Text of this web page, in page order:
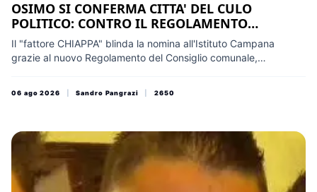
OSIMO SI CONFERMA CITTA' DEL CULO
POLITICO: CONTRO IL REGOLAMENTO
FRATELLI D'ITALIA CANTA VITTORIA
ANZITEMPO
Il "fattore CHIAPPA" blinda la nomina all'Istituto Campana
grazie al nuovo Regolamento del Consiglio comunale,
Grazia BRANCA. La Delibera commissariale numero 7 stabilisce
infatti un principio matematico: la formale uscita dalla
GABBANELLI con il passaggio al gruppo Misto, sana
definitivamente la posizione tecnica della candidatura. Una
norma scritta dallo Stato che supera la necessità di qualsivoglia
valutazione politica o processo alle intenzioni, trasformando
l'operazione in un binario di legalità formale inattaccabile anche
06 ago 2026 Sandro Pangrazi 2650